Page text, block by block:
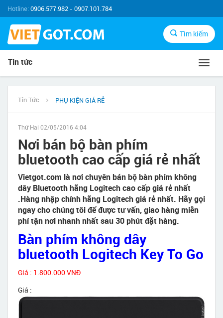
Hotline:0906.577.982 - 0907.101.784
Tìm kiếm
Tin tức
Tin Tức PHỤ KIỆN GIÁ RẺ
Thứ Hai 02/05/2016 4:04
Nơi bán bộ bàn phím
bluetooth cao cấp giá rẻ nhất
Vietgot.com là nơi chuyên bán bộ bàn phím không
dây Bluetooth hãng Logitech cao cấp giá rẻ nhất
.Hàng nhập chính hãng Logitech giá rẻ nhất. Hãy gọi
ngay cho chúng tôi để được tư vấn, giao hàng miễn
phí tận nơi nhanh nhất sau 30 phút đặt hàng.
Bàn phím không dây
bluetooth Logitech Key To Go
Giá : 1.800.000 VNĐ
Giá :